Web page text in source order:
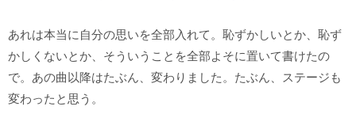
あれは本当に自分の思いを全部入れて。恥ずかしいとか、恥ず
かしくないとか、そういうことを全部よそに置いて書けたの
で。あの曲以降はたぶん、変わりました。たぶん、ステージも
変わったと思う。